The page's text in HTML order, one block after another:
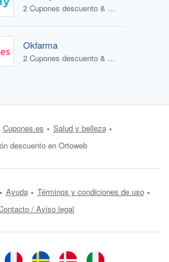
2 Cupones descuento & 1 Oferta
Okfarma
2 Cupones descuento & 1 Oferta
Cupones.es
Salud y belleza
descuento en Ortoweb
Ayuda
Términos y condiciones de uso
/ Aviso legal